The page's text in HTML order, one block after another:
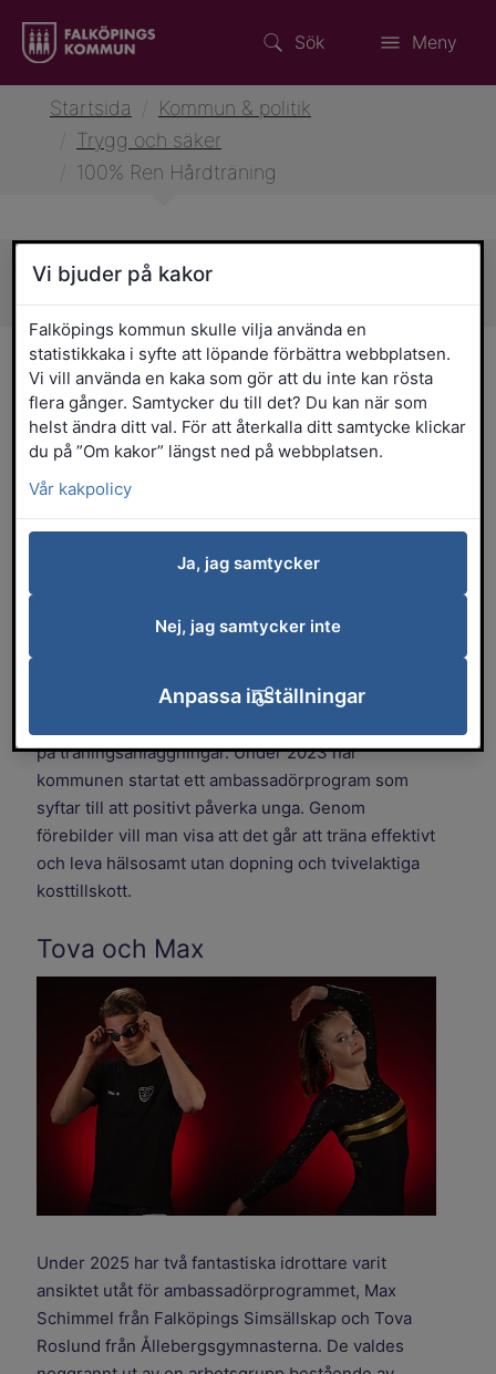
Sök Meny
Startsida
Kommun & politik
Trygg och säker
100% Ren Hårdträning
Sidans innehåll
100% Ren Hårdträning –
Initiativ mot dopning
100% Ren Hårdträning är ett program för
att stoppa användningen av anabola
steroider och andra dopningsmedel på
träningsanläggningar. Målet är att arbeta
förebyggande genom utbildning, tydliga
regelbunden kontroll av verksamheten.
Falköpings kommun arbetar sedan 2020 för att
på träningsanläggningar. Under 2023 har
kommunen startat ett ambassadörprogram som
syftar till att positivt påverka unga. Genom
förebilder vill man visa att det går att träna effektivt
och leva hälsosamt utan dopning och tvivelaktiga
kosttillskott.
Tova och Max
Under 2025 har två fantastiska idrottare varit
ansiktet utåt för ambassadörprogrammet, Max
Schimmel från Falköpings Simsällskap och Tova
Roslund från Ållebergsgymnasterna. De valdes
Vi bjuder på kakor
Falköpings kommun skulle vilja använda en
statistikkaka i syfte att löpande förbättra webbplatsen.
Vi vill använda en kaka som gör att du inte kan rösta
flera gånger. Samtycker du till det? Du kan när som
helst ändra ditt val. För att återkalla ditt samtycke klickar
du på ”Om kakor” längst ned på webbplatsen.
Vår kakpolicy
Ja, jag samtycker
Nej, jag samtycker inte
Anpassa inställningar